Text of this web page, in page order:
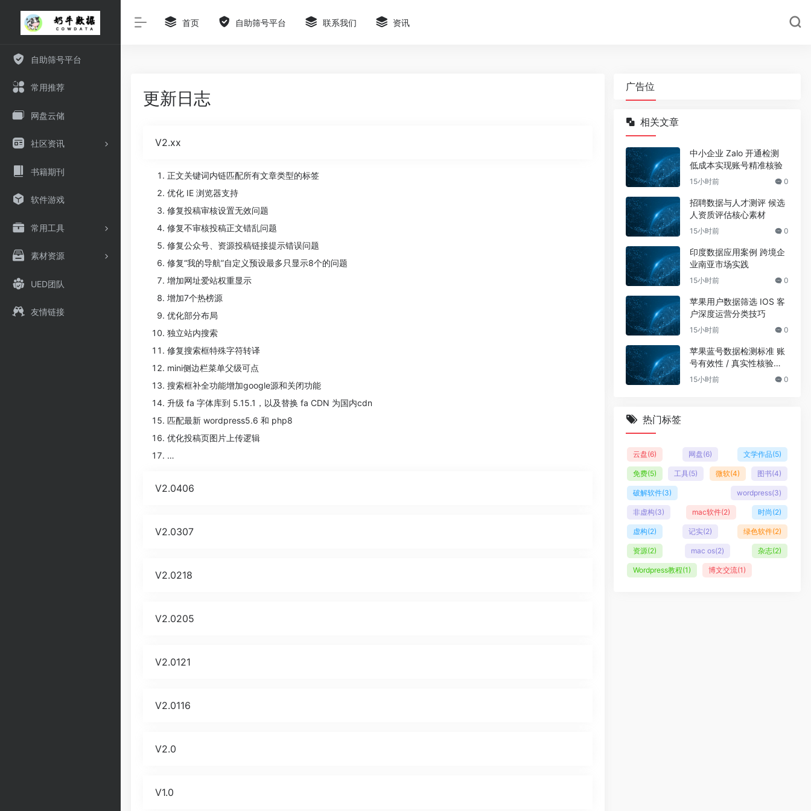
自助筛号平台
常用推荐
网盘云储
社区资讯
书籍期刊
软件游戏
常用工具
素材资源
UED团队
友情链接
首页 自助筛号平台 联系我们 资讯
更新日志
V2.xx
正文关键词内链匹配所有文章类型的标签
优化 IE 浏览器支持
修复投稿审核设置无效问题
修复不审核投稿正文错乱问题
修复公众号、资源投稿链接提示错误问题
修复“我的导航”自定义预设最多只显示8个的问题
增加网址爱站权重显示
增加7个热榜源
优化部分布局
独立站内搜索
修复搜索框特殊字符转译
mini侧边栏菜单父级可点
搜索框补全功能增加google源和关闭功能
升级 fa 字体库到 5.15.1，以及替换 fa CDN 为国内cdn
匹配最新 wordpress5.6 和 php8
优化投稿页图片上传逻辑
…
V2.0406
V2.0307
V2.0218
V2.0205
V2.0121
V2.0116
V2.0
V1.0
广告位
相关文章
中小企业 Zalo 开通检测
低成本实现账号精准核验
15小时前 0
招聘数据与人才测评 候选
人资质评估核心素材
15小时前 0
印度数据应用案例 跨境企
业南亚市场实践
15小时前 0
苹果用户数据筛选 IOS 客
户深度运营分类技巧
15小时前 0
苹果蓝号数据检测标准 账
号有效性 / 真实性核验规
范
15小时前 0
热门标签
云盘(6) 网盘(6) 文学作品(5)
免费(5) 工具(5) 微软(4) 图书(4)
破解软件(3) wordpress(3)
非虚构(3) mac软件(2) 时尚(2)
虚构(2) 记实(2) 绿色软件(2)
资源(2) mac os(2) 杂志(2)
Wordpress教程(1) 博文交流(1)